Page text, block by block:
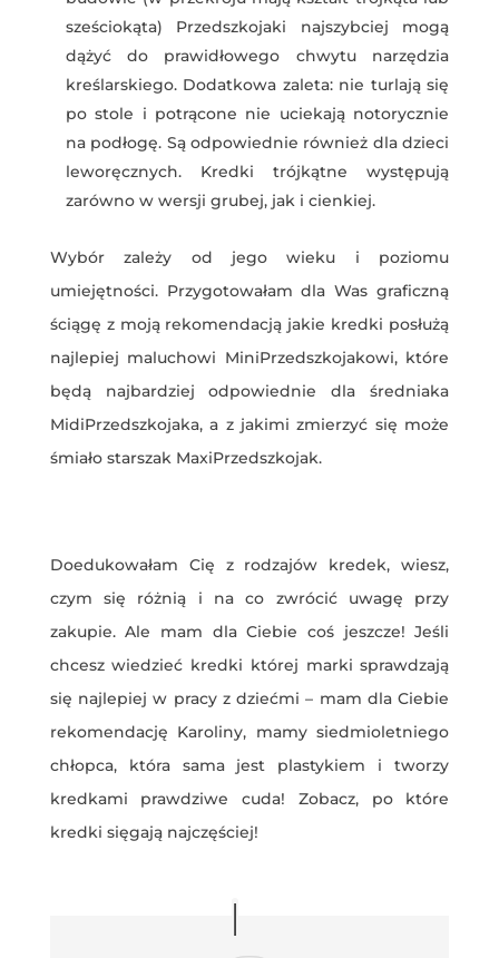
sześciokąta) Przedszkojaki najszybciej mogą
dążyć do prawidłowego chwytu narzędzia
kreślarskiego. Dodatkowa zaleta: nie turlają się
po stole i potrącone nie uciekają notorycznie
na podłogę. Są odpowiednie również dla dzieci
leworęcznych. Kredki trójkątne występują
zarówno w wersji grubej, jak i cienkiej.
Wybór zależy od jego wieku i poziomu
umiejętności. Przygotowałam dla Was graficzną
ściągę z moją rekomendacją jakie kredki posłużą
najlepiej maluchowi MiniPrzedszkojakowi, które
będą najbardziej odpowiednie dla średniaka
MidiPrzedszkojaka, a z jakimi zmierzyć się może
śmiało starszak MaxiPrzedszkojak.
Doedukowałam Cię z rodzajów kredek, wiesz,
czym się różnią i na co zwrócić uwagę przy
zakupie. Ale mam dla Ciebie coś jeszcze! Jeśli
chcesz wiedzieć kredki której marki sprawdzają
się najlepiej w pracy z dziećmi – mam dla Ciebie
rekomendację Karoliny, mamy siedmioletniego
chłopca, która sama jest plastykiem i tworzy
kredkami prawdziwe cuda! Zobacz, po które
kredki sięgają najczęściej!